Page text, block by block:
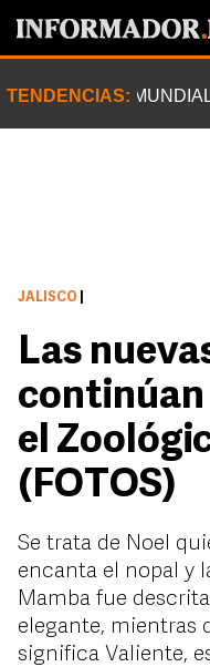
TENDENCIAS:
JALISCO
Las
continúan
el
(FOTOS)
Se trata de Noel
encanta el nopal y
Mamba fue
elegante, mientras
significa Valiente,